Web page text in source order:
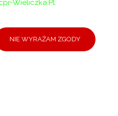
Wieliczka.pl.
Rodzinie w Wieliczce